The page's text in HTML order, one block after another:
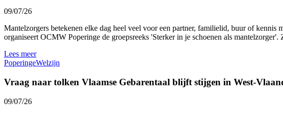
09/07/26
Mantelzorgers betekenen elke dag heel veel voor een partner, familielid, buur of
organiseert OCMW Poperinge de groepsreeks 'Sterker in je schoenen als
Lees meer
PoperingeWelzijn
Vraag naar tolken Vlaamse Gebarentaal blijft stijgen in West-
09/07/26